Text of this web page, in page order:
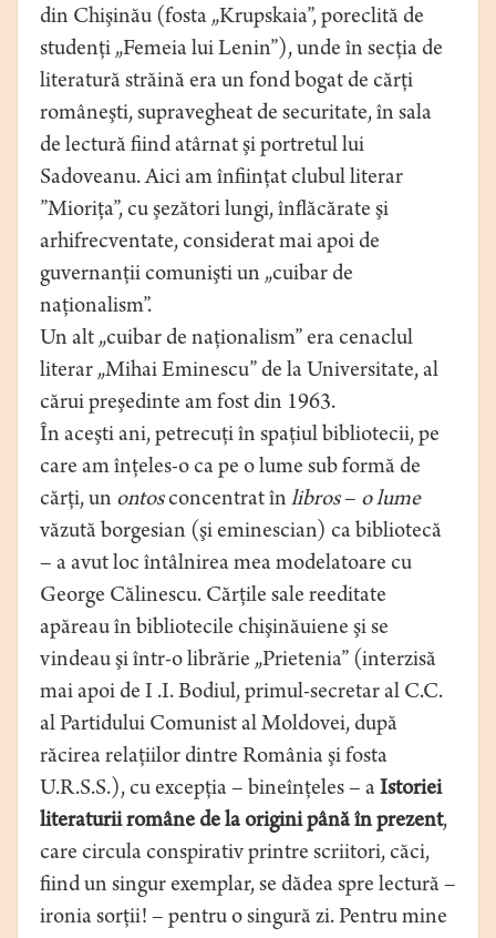
din Chişinău (fosta „Krupskaia”, poreclită de
studenţi „Femeia lui Lenin”), unde în secţia de
literatură străină era un fond bogat de cărţi
româneşti, supravegheat de securitate, în sala
de lectură fiind atârnat şi portretul lui
Sadoveanu. Aici am înfiinţat clubul literar
”Mioriţa”, cu şezători lungi, înflăcărate şi
arhifrecventate, considerat mai apoi de
guvernanţii comunişti un „cuibar de
naţionalism”.
Un alt „cuibar de naţionalism” era cenaclul
literar „Mihai Eminescu” de la Universitate, al
cărui preşedinte am fost din 1963.
În aceşti ani, petrecuţi în spaţiul bibliotecii, pe
care am înţeles-o ca pe o lume sub formă de
cărţi, un ontosconcentrat în libros– o lume
văzută borgesian (şi eminescian) ca bibliotecă
– a avut loc întâlnirea mea modelatoare cu
George Călinescu. Cărţile sale reeditate
apăreau în bibliotecile chişinăuiene şi se
vindeau şi într-o librărie „Prietenia” (interzisă
mai apoi de I .I. Bodiul, primul-secretar al C.C.
al Partidului Comunist al Moldovei, după
răcirea relaţiilor dintre România şi fosta
U.R.S.S.), cu excepţia – bineînţeles – a Istoriei
literaturii române de la origini până în prezent,
care circula conspirativ printre scriitori, căci,
fiind un singur exemplar, se dădea spre lectură –
ironia sorţii! – pentru o singură zi. Pentru mine